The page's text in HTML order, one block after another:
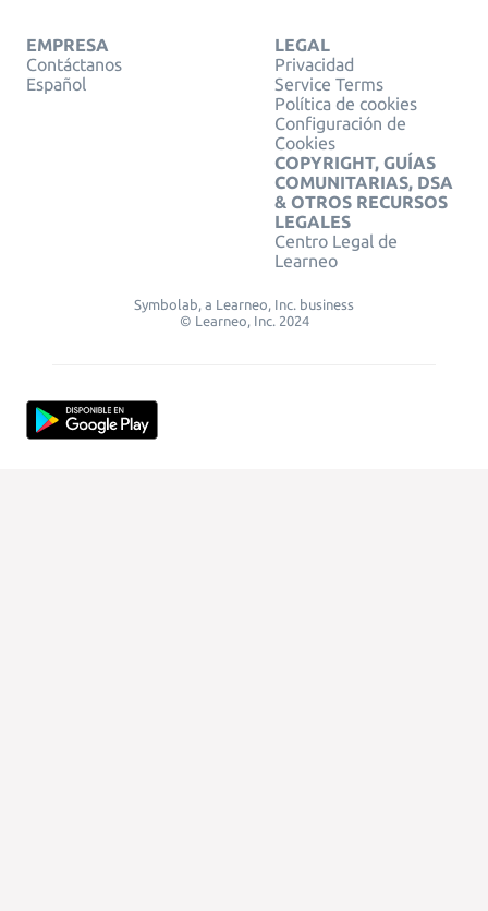
EMPRESA
Contáctanos
Español
LEGAL
Privacidad
Service Terms
Política de cookies
Configuración de
Cookies
COPYRIGHT, GUÍAS
COMUNITARIAS, DSA
& OTROS RECURSOS
LEGALES
Centro Legal de
Learneo
Symbolab, a Learneo, Inc. business
© Learneo, Inc. 2024